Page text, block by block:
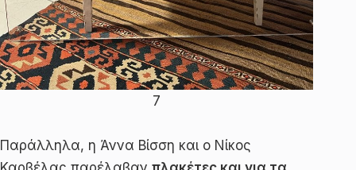
7
Παράλληλα, η Άννα Βίσση και ο Νίκος